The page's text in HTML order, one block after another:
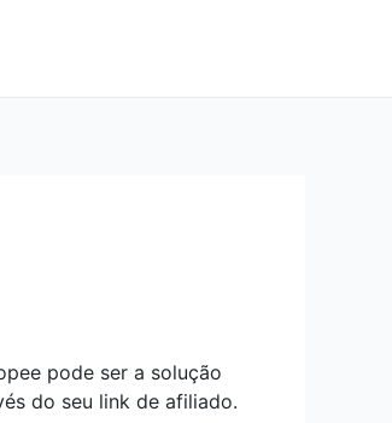
pode ser a solução
do seu link de afiliado.